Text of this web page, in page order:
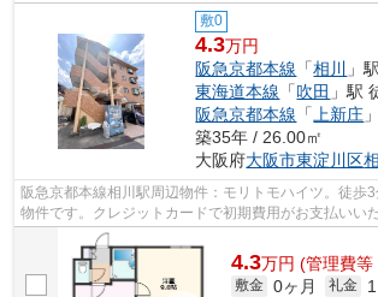
敷0
4.3万円
阪急京都本線 「相川
」
東海道本線 「吹田 」駅
阪急京都本線 「上新庄
築35年 / 26.00㎡
大阪府大阪市東淀川区
阪急京都本線相川駅周辺物件：モリトモハイツ。徒歩
物件です。クレジットカードで初期費用がお支払いい
手間が軽減できます。もしものときの地...
4.3万円 (管理費等
敷金 0ヶ月 礼金